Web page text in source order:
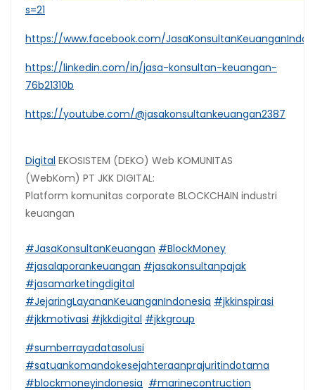
s=21
https://www.facebook.com/
https://linkedin.com/in/jasa-konsultan-keuangan-
76b21310b
https://youtube.com/@jasakonsultankeuangan2387
Digital EKOSISTEM (DEKO) Web KOMUNITAS
(WebKom) PT JKK DIGITAL:
Platform komunitas corporate BLOCKCHAIN industri
keuangan
#JasaKonsultanKeuangan #BlockMoney
#jasalaporankeuangan #jasakonsultanpajak
#jasamarketingdigital
#JejaringLayananKeuanganIndonesia #jkkinspirasi
#jkkmotivasi #jkkdigital #jkkgroup
#sumberrayadatasolusi
#satuankomandokesejahteraanprajuritindotama
#blockmoneyindonesia #marinecontruction